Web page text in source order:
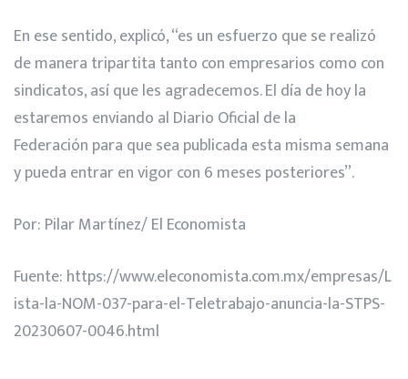
En ese sentido, explicó, “es un esfuerzo que se realizó
de manera tripartita tanto con empresarios como con
sindicatos, así que les agradecemos. El día de hoy la
estaremos enviando al Diario Oficial de la
Federación para que sea publicada esta misma semana
y pueda entrar en vigor con 6 meses posteriores”.
Por: Pilar Martínez/ El Economista
Fuente: https://www.eleconomista.com.mx/empresas/L
ista-la-NOM-037-para-el-Teletrabajo-anuncia-la-STPS-
20230607-0046.html